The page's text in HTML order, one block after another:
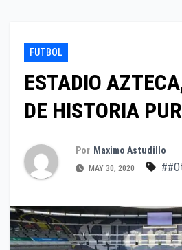
FUTBOL
ESTADIO
DE HISTORIA
Por Maximo Astudillo
MAY 30, 2020